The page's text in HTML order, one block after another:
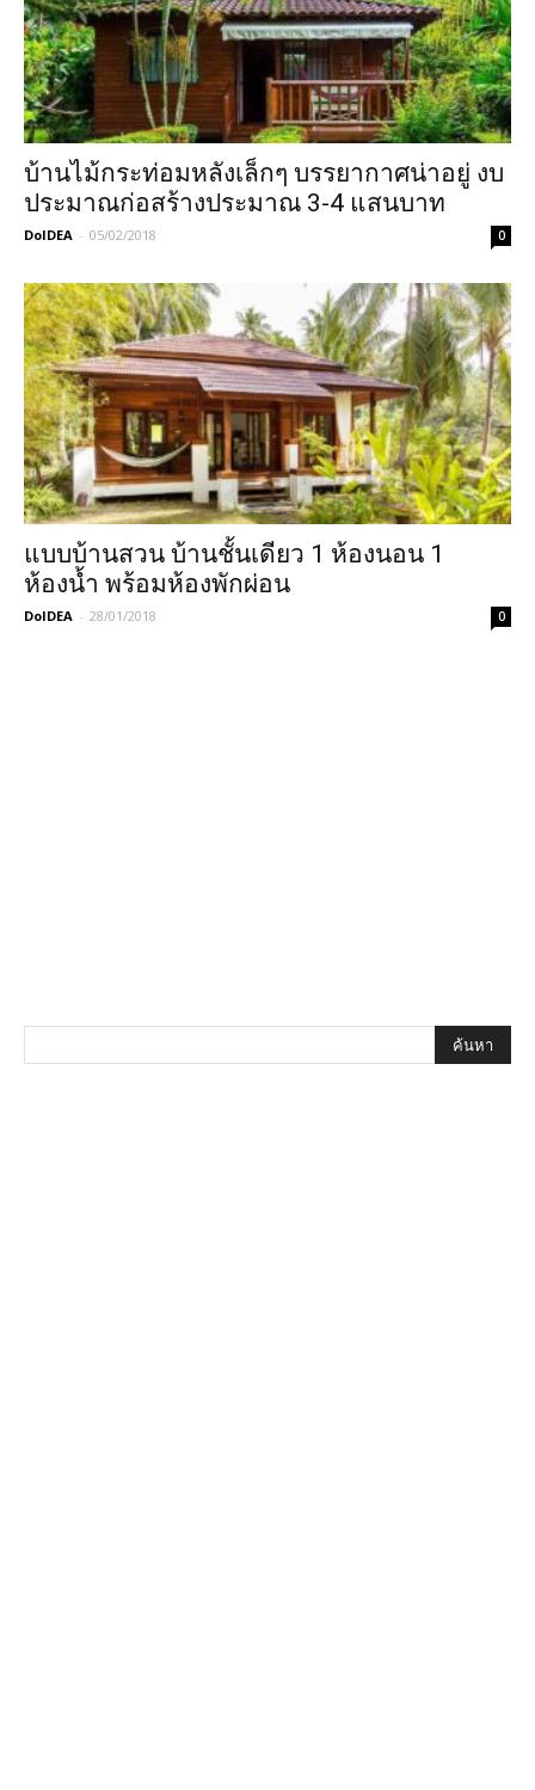
บ้านไม้กระท่อมหลังเล็กๆ บรรยากาศน่าอยู่ งบ
ประมาณก่อสร้างประมาณ 3-4 แสนบาท
DoIDEA - 05/02/2018 0
แบบบ้านสวน บ้านชั้นเดียว 1 ห้องนอน 1
ห้องน้ำ พร้อมห้องพักผ่อน
DoIDEA - 28/01/2018 0